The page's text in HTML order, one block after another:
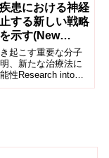
患における神経
する新しい戦略
示す(New
potential
loss in
起こす重要な分子
、新たな治療法に
性Research into
triggers axon